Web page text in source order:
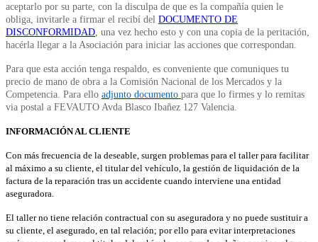
aceptarlo por su parte, con la disculpa de que es la compañía quien le
obliga, invitarle a firmar el recibí del DOCUMENTO DE
DISCONFORMIDAD una vez hecho esto y con una copia de la peritación,
hacérla llegar a la Asociación para iniciar las acciones que correspondan.
Para que esta acción tenga respaldo, es conveniente que comuniques tu
precio de mano de obra a la Comisión Nacional de los Mercados y la
Competencia. Para ello adjunto documento para que lo firmes y lo remitas
via postal a FEVAUTO Avda Blasco Ibañez 127 Valencia.
INFORMACIÓN AL CLIENTE
Con más frecuencia de la deseable, surgen problemas para el taller para facilitar
al máximo a su cliente, el titular del vehículo, la gestión de liquidación de la
factura de la reparación tras un accidente cuando interviene una entidad
aseguradora.
El taller no tiene relación contractual con su aseguradora y no puede sustituir a
su cliente, el asegurado, en tal relación; por ello para evitar interpretaciones